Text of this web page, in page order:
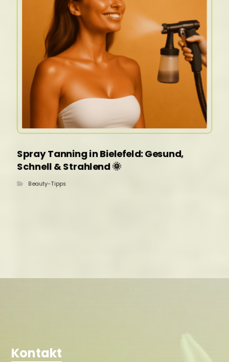
Spray Tanning in Bielefeld: Gesund,
Schnell & Strahlend 🌞
Beauty-Tipps
Kontakt